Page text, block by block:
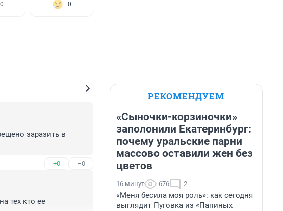
0 0
заразить в
+0 –0
тех кто ее
РЕКОМЕНДУЕМ
«Сыночки-корзиночки»
заполонили Екатеринбург:
почему уральские парни
массово оставили жен без
цветов
16 минут 676 2
«Меня бесила моя роль»: как сегодня
выглядит Пуговка из «Папиных